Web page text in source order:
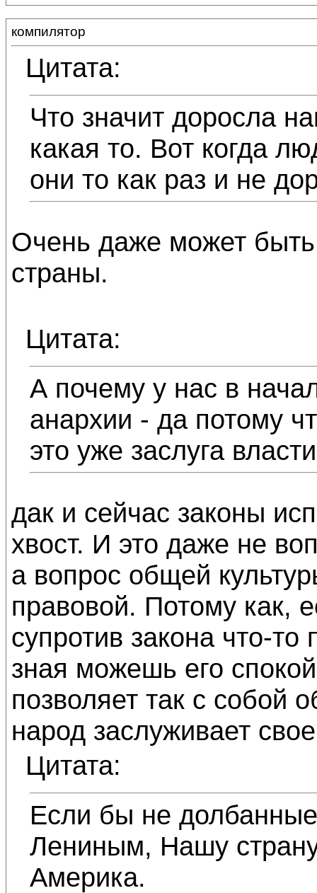
компилятор
Цитата:
Что значит доросла
какая то. Вот когда
они то как раз и не
Очень даже может
страны.
Цитата:
А почему у нас в
анархии - да потому
это уже заслуга
дак и сейчас законы
хвост. И это даже не
а вопрос общей
правовой. Потому как,
супротив закона что-то
зная можешь его
позволяет так с собой
народ заслуживает
Цитата:
Если бы не
Лениным, Нашу
Америка.